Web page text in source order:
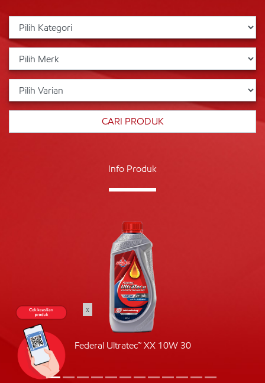
Info Produk
Federal Ultratec™ XX 10W 30
x